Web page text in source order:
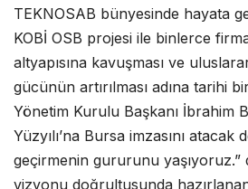
TEKNOSAB bünyesinde hayata
KOBİ OSB projesi ile binlerce
altyapısına kavuşması ve
gücünün artırılması adına tarihi
Yönetim Kurulu Başkanı İbrahim
Yüzyılı’na Bursa imzasını
geçirmenin gururunu yaşıyoruz.”
vizyonu doğrultusunda